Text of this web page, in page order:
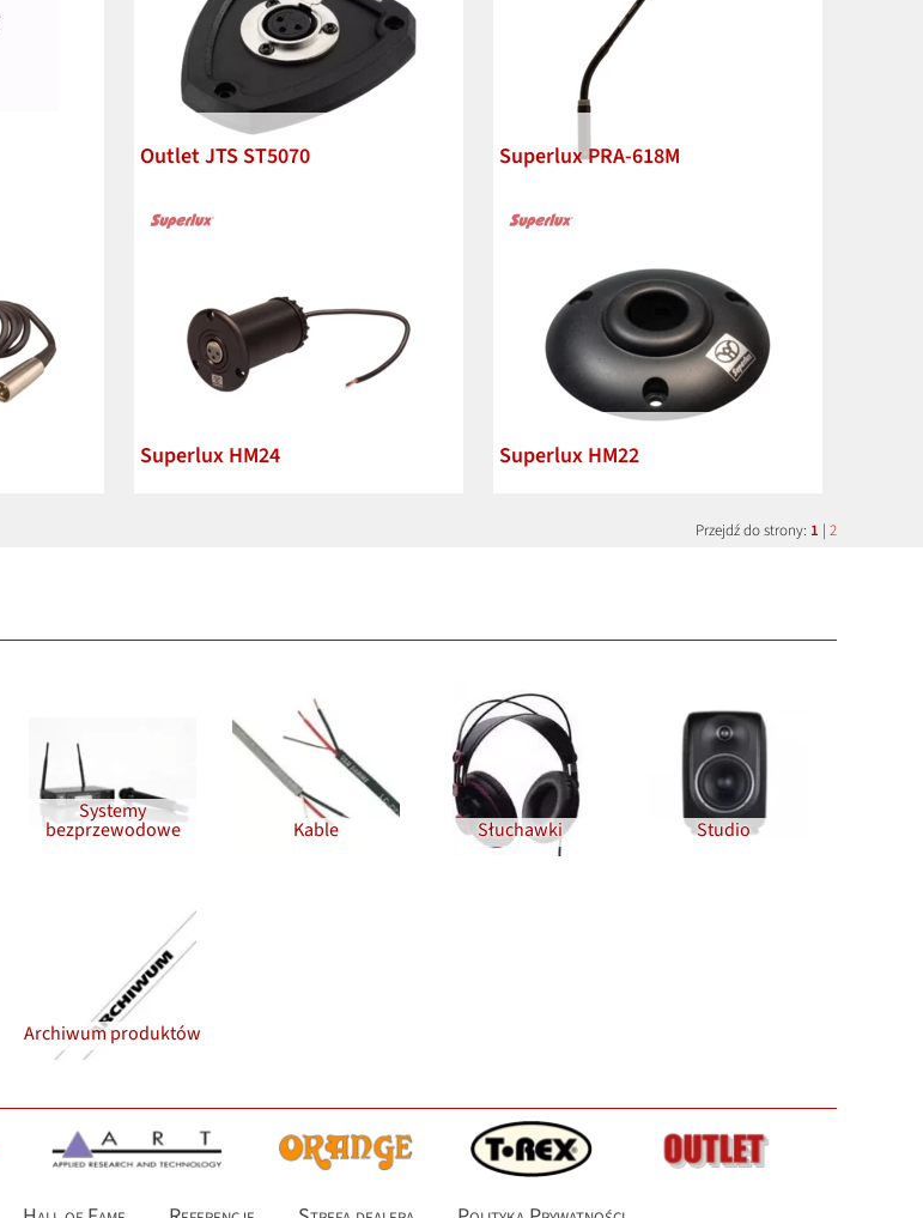
Outlet JTS ST5070 Superlux PRA-618M
Superlux HM24 Superlux HM22
Przejdź do strony: 1 | 2
Systemy
bezprzewodowe Kable Słuchawki Studio
Archiwum produktów